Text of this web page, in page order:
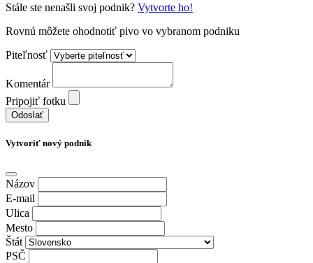
Stále ste nenašli svoj podnik? Vytvorte ho!
Rovnú môžete ohodnotiť pivo vo vybranom podniku
Piteľnosť
Komentár
Pripojiť fotku
Odoslať
Vytvoriť nový podnik
Názov
E-mail
Ulica
Mesto
Štát
PSČ